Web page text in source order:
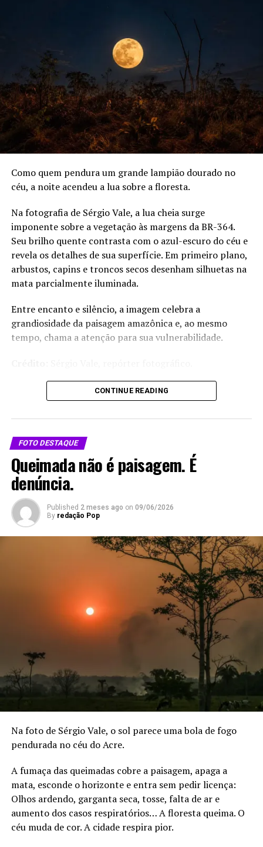
Como quem pendura um grande lampião dourado no
céu, a noite acendeu a lua sobre a floresta.
Na fotografia de Sérgio Vale, a lua cheia surge
imponente sobre a vegetação às margens da BR-364.
Seu brilho quente contrasta com o azul-escuro do céu e
revela os detalhes de sua superfície. Em primeiro plano,
arbustos, capins e troncos secos desenham silhuetas na
mata parcialmente iluminada.
Entre encanto e silêncio, a imagem celebra a
grandiosidade da paisagem amazônica e, ao mesmo
tempo, chama a atenção para sua vulnerabilidade.
Compartilhe isso:
X Facebook WhatsApp
LinkedIn
CONTINUE READING
FOTO DESTAQUE
Queimada não é paisagem. É
denúncia.
Published 2 meses ago on 09/06/2026
By redação Pop
Na foto de Sérgio Vale, o sol parece uma bola de fogo
pendurada no céu do Acre.
A fumaça das queimadas cobre a paisagem, apaga a
mata, esconde o horizonte e entra sem pedir licença:
Olhos ardendo, garganta seca, tosse, falta de ar e
aumento dos casos respiratórios… A floresta queima. O
céu muda de cor. A cidade respira pior.